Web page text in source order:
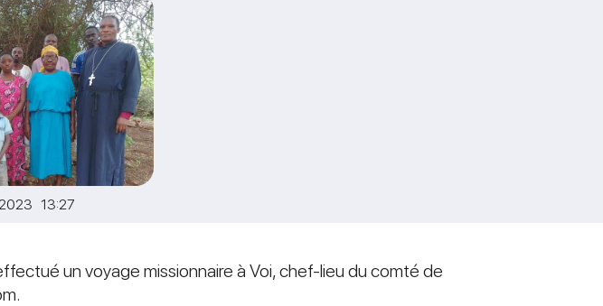
13:27
un voyage missionnaire à Voi, chef-lieu du comté de